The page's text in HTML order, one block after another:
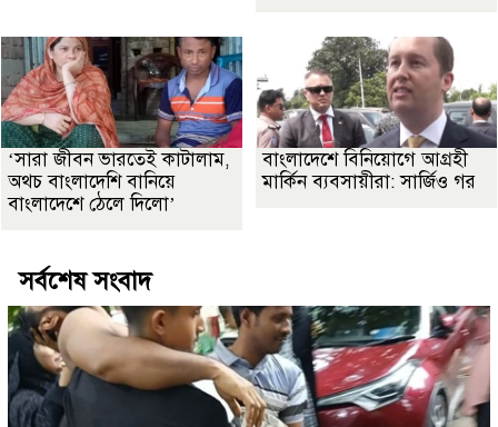
‘সারা জীবন ভারতেই কাটালাম,
অথচ বাংলাদেশি বানিয়ে
বাংলাদেশে ঠেলে দিলো’
বাংলাদেশে বিনিয়োগে আগ্রহী
মার্কিন ব্যবসায়ীরা: সার্জিও গর
সর্বশেষ সংবাদ